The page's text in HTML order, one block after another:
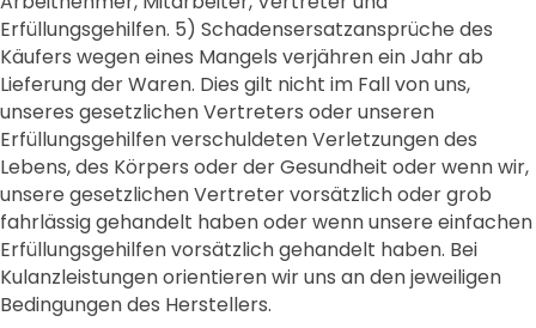
Erfüllungsgehilfen. 5) Schadensersatzansprüche des
Käufers wegen eines Mangels verjähren ein Jahr ab
Lieferung der Waren. Dies gilt nicht im Fall von uns,
unseres gesetzlichen Vertreters oder unseren
Erfüllungsgehilfen verschuldeten Verletzungen des
Lebens, des Körpers oder der Gesundheit oder wenn wir,
unsere gesetzlichen Vertreter vorsätzlich oder grob
fahrlässig gehandelt haben oder wenn unsere einfachen
Erfüllungsgehilfen vorsätzlich gehandelt haben. Bei
Kulanzleistungen orientieren wir uns an den jeweiligen
Bedingungen des Herstellers.